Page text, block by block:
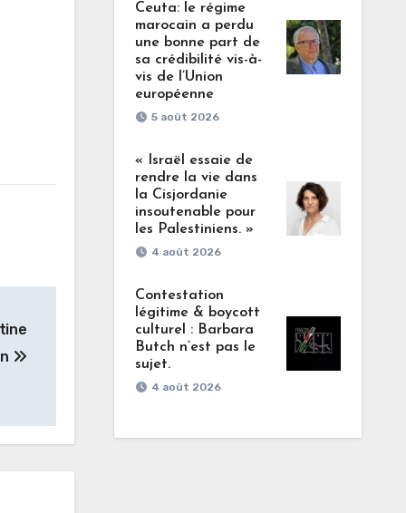
Ceuta: le régime
marocain a perdu
une bonne part de
sa crédibilité vis-à-
vis de l’Union
européenne
5 août 2026
« Israël essaie de
rendre la vie dans
la Cisjordanie
insoutenable pour
les Palestiniens. »
4 août 2026
Contestation
légitime & boycott
culturel : Barbara
Butch n’est pas le
sujet.
4 août 2026